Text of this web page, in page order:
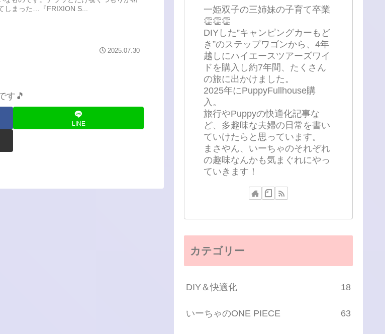
しまった…『FRIXION S...
2025.07.30
す🎵
LINE
一姫双子の三姉妹の子育て卒業
👏👏👏
DIYした”キャンピングカーもど
き”のステップワゴンから、4年
越しにハイエースツアーズワイ
ドを購入し約7年間、たくさん
の旅に出かけました。
2025年にPuppyFullhouse購
入。
旅行やPuppyの快適化記事な
ど、多趣味な夫婦の日常を書い
ていけたらと思っています。
まさやん、いーちゃのそれぞれ
の趣味なんかも気まぐれにやっ
ていきます！
カテゴリー
DIY＆快適化 18
いーちゃのONE PIECE 63